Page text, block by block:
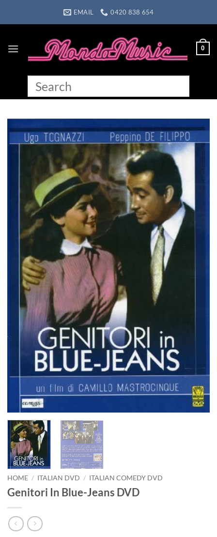
EMAIL 0420 838 654
0
HOME / ITALIAN DVD / ITALIAN COMEDY DVD
Genitori In Blue-Jeans DVD